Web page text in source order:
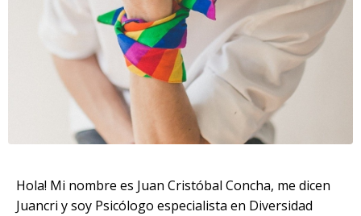
Hola! Mi nombre es Juan Cristóbal Concha, me dicen
Juancri y soy Psicólogo especialista en Diversidad